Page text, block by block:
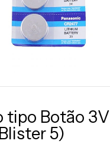
tipo Botão 3V
5)